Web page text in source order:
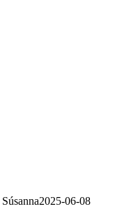
Súsanna2025-06-08